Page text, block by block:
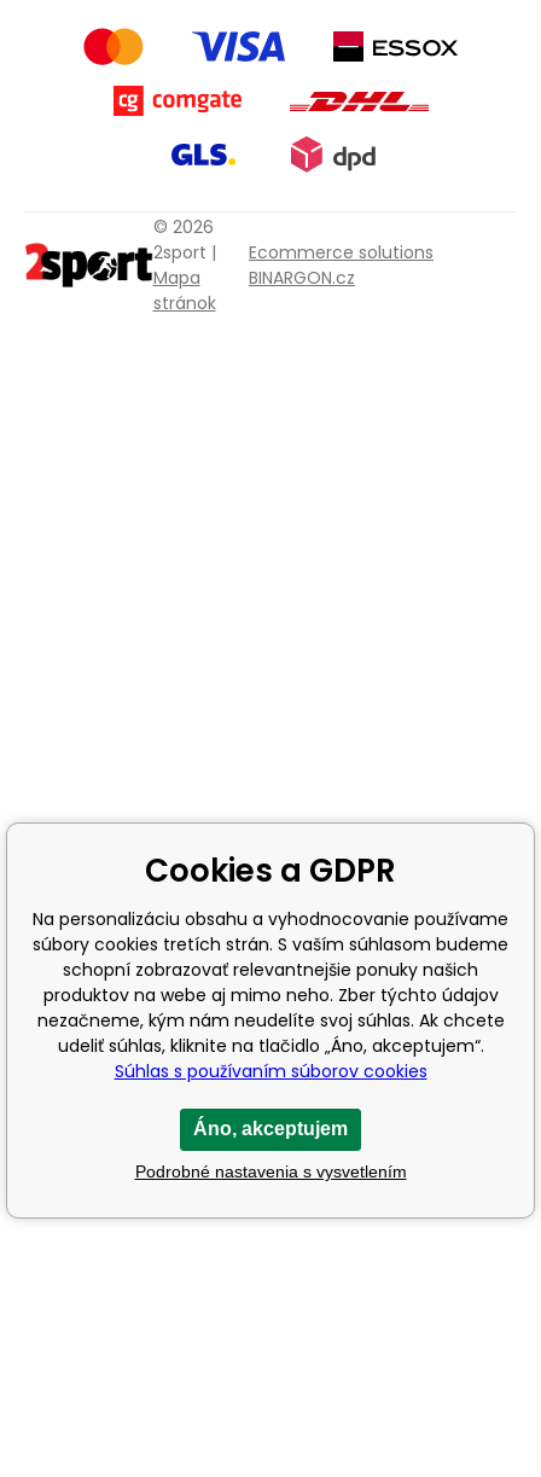
© 2026
2sport |
Mapa
stránok
Ecommerce solutions
BINARGON.cz
Cookies a GDPR
Na personalizáciu obsahu a vyhodnocovanie používame
súbory cookies tretích strán. S vaším súhlasom budeme
schopní zobrazovať relevantnejšie ponuky našich
produktov na webe aj mimo neho. Zber týchto údajov
nezačneme, kým nám neudelíte svoj súhlas. Ak chcete
udeliť súhlas, kliknite na tlačidlo „Áno, akceptujem“.
Súhlas s používaním súborov cookies
Áno, akceptujem
Podrobné nastavenia s vysvetlením